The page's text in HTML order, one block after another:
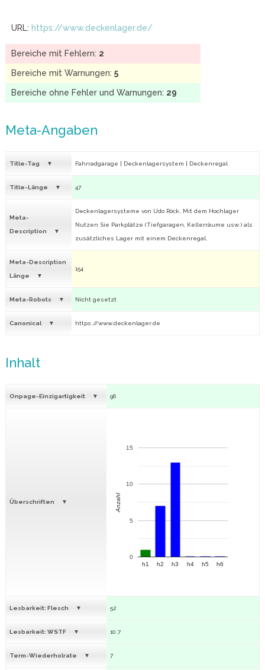
URL: https://www.deckenlager.de/
Bereiche mit Fehlern: 2
Bereiche mit Warnungen: 5
Bereiche ohne Fehler und Warnungen: 29
Meta-Angaben
Title-Tag Fahrradgarage | Deckenlagersystem | Deckenregal
Title-Länge 47
Meta-
Description
Deckenlagersysteme von Udo Röck. Mit dem Hochlager
Nutzen Sie Parkplätze (Tiefgaragen, Kellerräume usw.) als
zusätzliches Lager mit einem Deckenregal.
Meta-Description
Länge
154
Meta-Robots Nicht gesetzt
Canonical https://www.deckenlager.de
Inhalt
Onpage-Einzigartigkeit 96
Überschriften
h1 h2 h3 h4 h5 h6
0
5
10
15
Anzahl
Lesbarkeit: Flesch 52
Lesbarkeit: WSTF 10.7
Term-Wiederholrate 7